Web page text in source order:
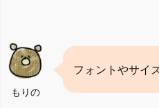
もりの
フォントやサイ